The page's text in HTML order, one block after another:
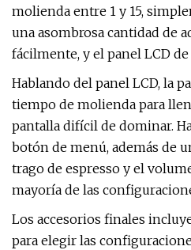
molienda entre 1 y 15,
una asombrosa cantidad de
fácilmente, y el panel LCD
Hablando del panel LCD, la
tiempo de molienda para
pantalla difícil de dominar.
botón de menú, además de
trago de espresso y el
mayoría de las
Los accesorios finales
para elegir las